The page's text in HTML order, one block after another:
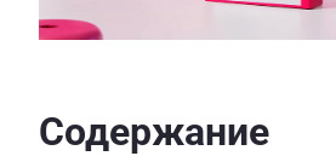
Содержание